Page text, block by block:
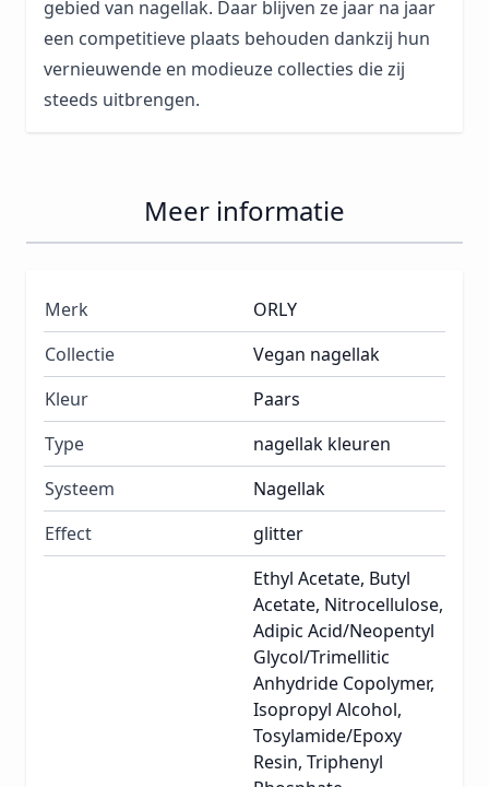
gebied van nagellak. Daar blijven ze jaar na jaar
een competitieve plaats behouden dankzij hun
vernieuwende en modieuze collecties die zij
steeds uitbrengen.
Meer informatie
Merk
ORLY
Collectie
Vegan nagellak
Kleur
Paars
Type
nagellak kleuren
Systeem
Nagellak
Effect
glitter
Ethyl Acetate, Butyl
Acetate, Nitrocellulose,
Adipic Acid/Neopentyl
Glycol/Trimellitic
Anhydride Copolymer,
Isopropyl Alcohol,
Tosylamide/Epoxy
Resin, Triphenyl